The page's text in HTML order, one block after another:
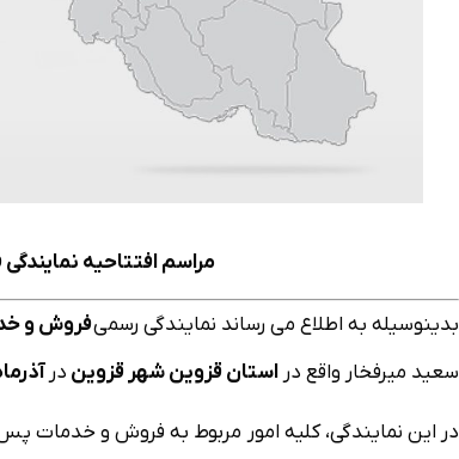
مراسم افتتاحیه
بدینوسیله به اطلاع می رساند نمایندگی رسمیفروش و
سعيد ميرفخار واقع در استان قزوین شهر قزوین در آذرماه